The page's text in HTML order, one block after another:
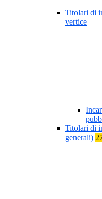
Titolari di
vertice
Titolari di
generali)